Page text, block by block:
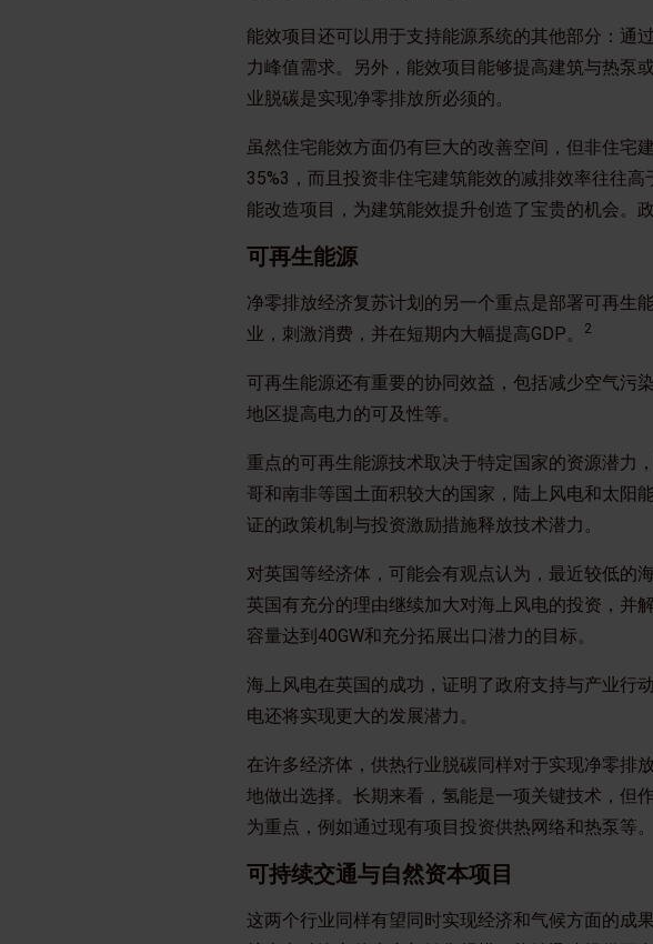
能效项目还可以用于支持能源系统的其他部分：通
力峰值需求。另外，能效项目能够提高建筑与热泵
业脱碳是实现净零排放所必须的。
虽然住宅能效方面仍有巨大的改善空间，但非住宅
35%3，而且投资非住宅建筑能效的减排效率往往
能改造项目，为建筑能效提升创造了宝贵的机会。
可再生能源
净零排放经济复苏计划的另一个重点是部署可再生
业，刺激消费，并在短期内大幅提高GDP。
2
可再生能源还有重要的协同效益，包括减少空气污
地区提高电力的可及性等。
重点的可再生能源技术取决于特定国家的资源潜力
哥和南非等国土面积较大的国家，陆上风电和太阳
证的政策机制与投资激励措施释放技术潜力。
对英国等经济体，可能会有观点认为，最近较低的
英国有充分的理由继续加大对海上风电的投资，并
容量达到40GW和充分拓展出口潜力的目标。
海上风电在英国的成功，证明了政府支持与产业行
电还将实现更大的发展潜力。
在许多经济体，供热行业脱碳同样对于实现净零排
地做出选择。长期来看，氢能是一项关键技术，但
为重点，例如通过现有项目投资供热网络和热泵等。
可持续交通与自然资本项目
这两个行业同样有望同时实现经济和气候方面的成